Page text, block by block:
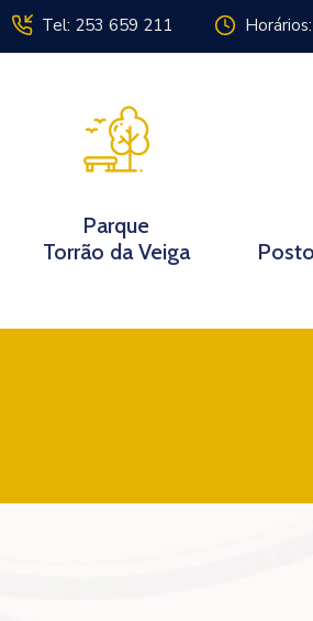
Tel: 253 659 211
Parque
Torrão da Veiga